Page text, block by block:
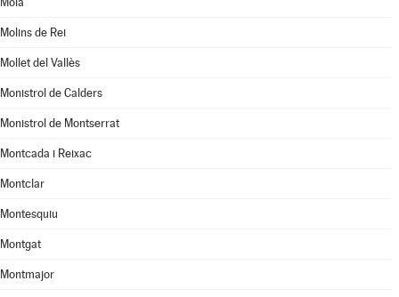
Molins de Rei
Mollet del Vallès
Monistrol de Calders
Monistrol de Montserrat
Montcada i Reixac
Montclar
Montesquiu
Montgat
Montmajor